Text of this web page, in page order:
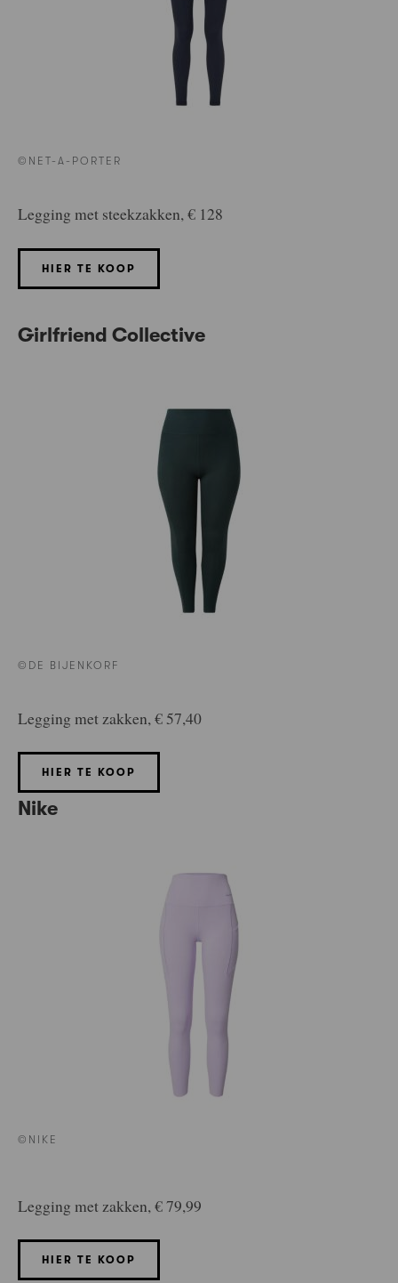
©NET-A-PORTER
Legging met steekzakken, € 128
HIER TE KOOP
Girlfriend Collective
©DE BIJENKORF
Legging met zakken, € 57,40
HIER TE KOOP
Nike
©NIKE
Legging met zakken, € 79,99
HIER TE KOOP